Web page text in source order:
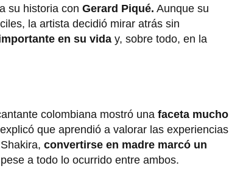
su historia con Gerard Piqué. Aunque su
la artista decidió mirar atrás sin
en su vida y, sobre todo, en la
colombiana mostró una faceta mucho
que aprendió a valorar las experiencias
convertirse en madre marcó un
a todo lo ocurrido entre ambos.